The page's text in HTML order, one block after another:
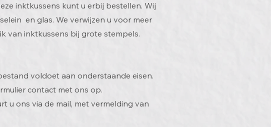
inktkussens kunt u erbij bestellen. Wij
en glas. We verwijzen u voor meer
van inktkussens bij grote stempels.
voldoet aan onderstaande eisen.
contact met ons op.
u ons via de mail, met vermelding van